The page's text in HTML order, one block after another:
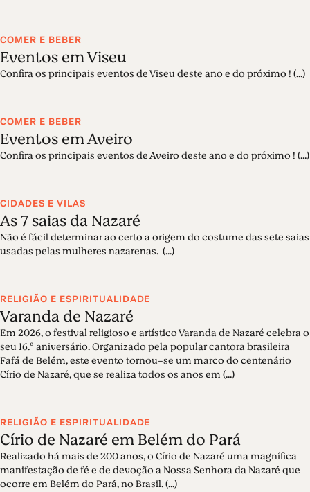
COMER E BEBER
Eventos em Viseu
Confira os principais eventos de Viseu deste ano e do próximo ! (...)
COMER E BEBER
Eventos em Aveiro
Confira os principais eventos de Aveiro deste ano e do próximo ! (...)
CIDADES E VILAS
As 7 saias da Nazaré
Não é fácil determinar ao certo a origem do costume das sete saias
usadas pelas mulheres nazarenas. (...)
RELIGIÃO E ESPIRITUALIDADE
Varanda de Nazaré
Em 2026, o festival religioso e artístico Varanda de Nazaré celebra o
seu 16.º aniversário. Organizado pela popular cantora brasileira
Fafá de Belém, este evento tornou-se um marco do centenário
Círio de Nazaré, que se realiza todos os anos em (...)
RELIGIÃO E ESPIRITUALIDADE
Círio de Nazaré em Belém do Pará
Realizado há mais de 200 anos, o Círio de Nazaré uma magnífica
manifestação de fé e de devoção a Nossa Senhora da Nazaré que
ocorre em Belém do Pará, no Brasil. (...)